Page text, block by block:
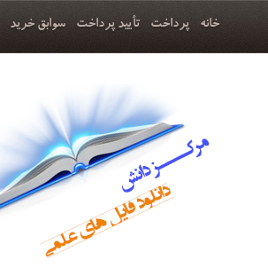
خانه پرداخت تأیید پرداخت سوابق خرید